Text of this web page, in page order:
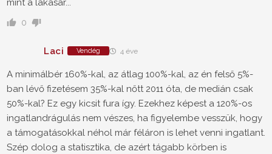
mint a lakásár...
0
Laci Vendég 4 éve
A minimálbér 160%-kal, az átlag 100%-kal, az én felső 5%-
ban lévő fizetésem 35%-kal nőtt 2011 óta, de medián csak
50%-kal? Ez egy kicsit fura így. Ezekhez képest a 120%-os
ingatlandrágulás nem vészes, ha figyelembe vesszük, hogy
a támogatásokkal néhol már féláron is lehet venni ingatlant.
Szép dolog a statisztika, de azért tágabb körben is